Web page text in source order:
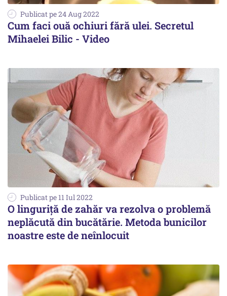
Publicat pe 24 Aug 2022
Cum faci ouă ochiuri fără ulei. Secretul
Mihaelei Bilic - Video
Publicat pe 11 Iul 2022
O linguriță de zahăr va rezolva o problemă
neplăcută din bucătărie. Metoda bunicilor
noastre este de neînlocuit